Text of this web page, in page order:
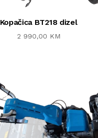
Kopačica BT218 dizel
2 990,00 KM